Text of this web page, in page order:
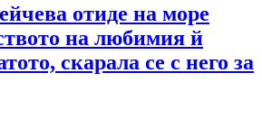
отиде на море
на любимия й
скарала се с него за